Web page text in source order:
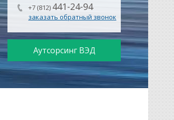
+7 (812) 441-24-94
заказать обратный звонок
Аутсорсинг ВЭД